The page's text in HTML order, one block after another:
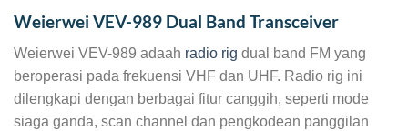
Weierwei VEV-989 Dual Band Transceiver
Weierwei VEV-989 adaah radio rig dual band FM yang
beroperasi pada frekuensi VHF dan UHF. Radio rig ini
dilengkapi dengan berbagai fitur canggih, seperti mode
siaga ganda, scan channel dan pengkodean panggilan